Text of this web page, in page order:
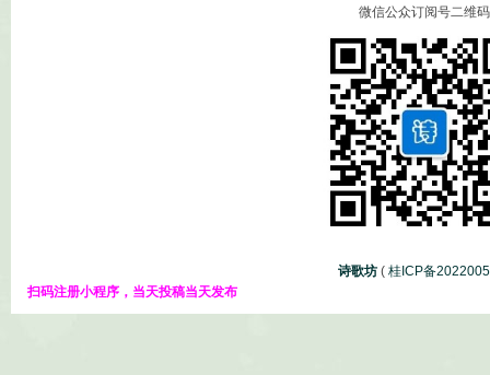
微信公众订阅号二维码
诗歌坊 ( 桂ICP备
扫码注册小程序，当天投稿当天发布